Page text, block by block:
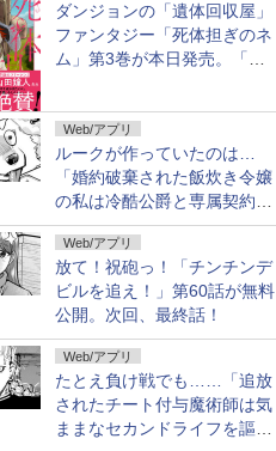
ダンジョンの「遺体回収屋」
ファンタジー「死体担ぎのネ
ム」第3巻が本日発売。「フ
Web/アプリ
ルークが作っていたのは…
「婚約破棄された飯炊き令嬢
の私は冷酷公爵と専属契約し
ました」の「おまけ24」が無
料公開
Web/アプリ
放て！祝砲っ！「チンチンデ
ビルを追え！」第60話が無料
公開。次回、最終話！
Web/アプリ
たとえ負け戦でも……「追放
されたチート付与魔術師は気
ままなセカンドライフを謳歌